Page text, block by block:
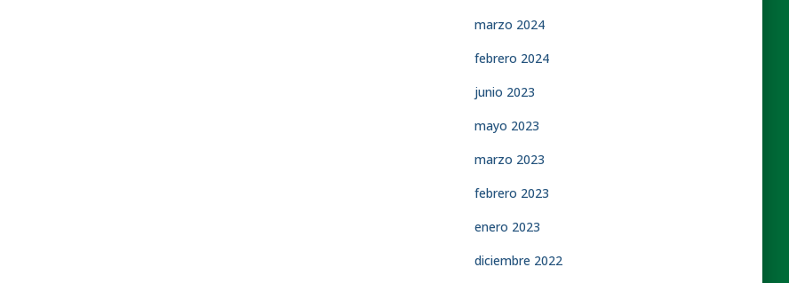
marzo 2024
febrero 2024
junio 2023
mayo 2023
marzo 2023
febrero 2023
enero 2023
diciembre 2022